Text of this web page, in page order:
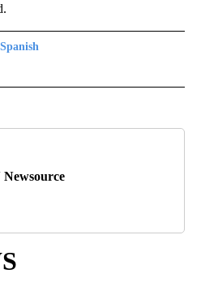
TO RECEIVE NOTIFICATIONS ABOUT